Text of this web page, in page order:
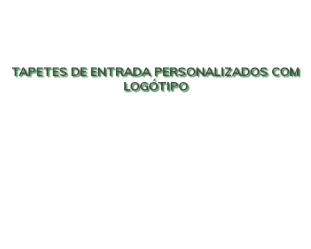
TAPETES DE ENTRADA PERSONALIZADOS COM
LOGÓTIPO